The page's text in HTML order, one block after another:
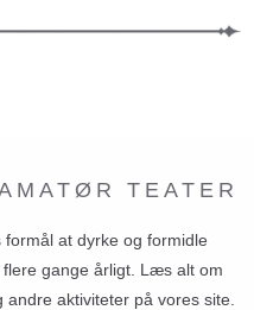
TEATER
at dyrke og formidle
gange årligt. Læs alt om
aktiviteter på vores site.